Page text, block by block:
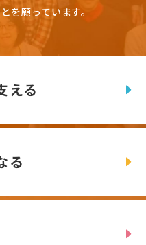
を願っています。
える
る